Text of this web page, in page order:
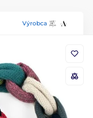
Výrobca